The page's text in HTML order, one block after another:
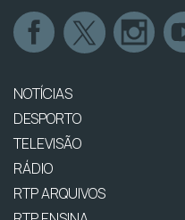
NOTÍCIAS
DESPORTO
TELEVISÃO
RÁDIO
RTP ARQUIVOS